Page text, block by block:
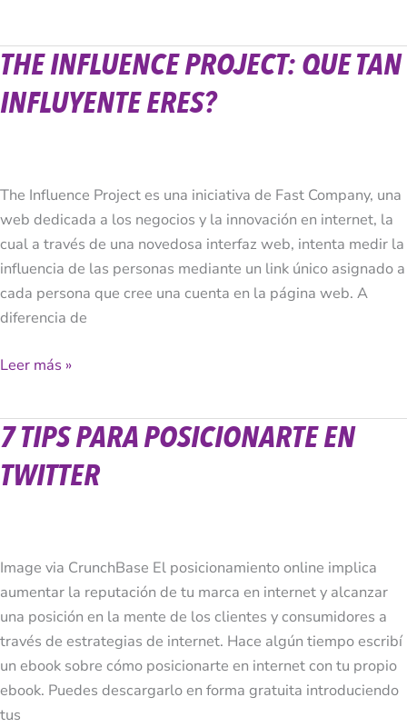
THE INFLUENCE PROJECT: QUE TAN
INFLUYENTE ERES?
The Influence Project es una iniciativa de Fast Company, una
web dedicada a los negocios y la innovación en internet, la
cual a través de una novedosa interfaz web, intenta medir la
influencia de las personas mediante un link único asignado a
cada persona que cree una cuenta en la página web. A
diferencia de
The
Project:
Eres?
Leer más »
7 TIPS PARA POSICIONARTE EN
TWITTER
Image via CrunchBase El posicionamiento online implica
aumentar la reputación de tu marca en internet y alcanzar
una posición en la mente de los clientes y consumidores a
través de estrategias de internet. Hace algún tiempo escribí
un ebook sobre cómo posicionarte en internet con tu propio
ebook. Puedes descargarlo en forma gratuita introduciendo
tus
7
para